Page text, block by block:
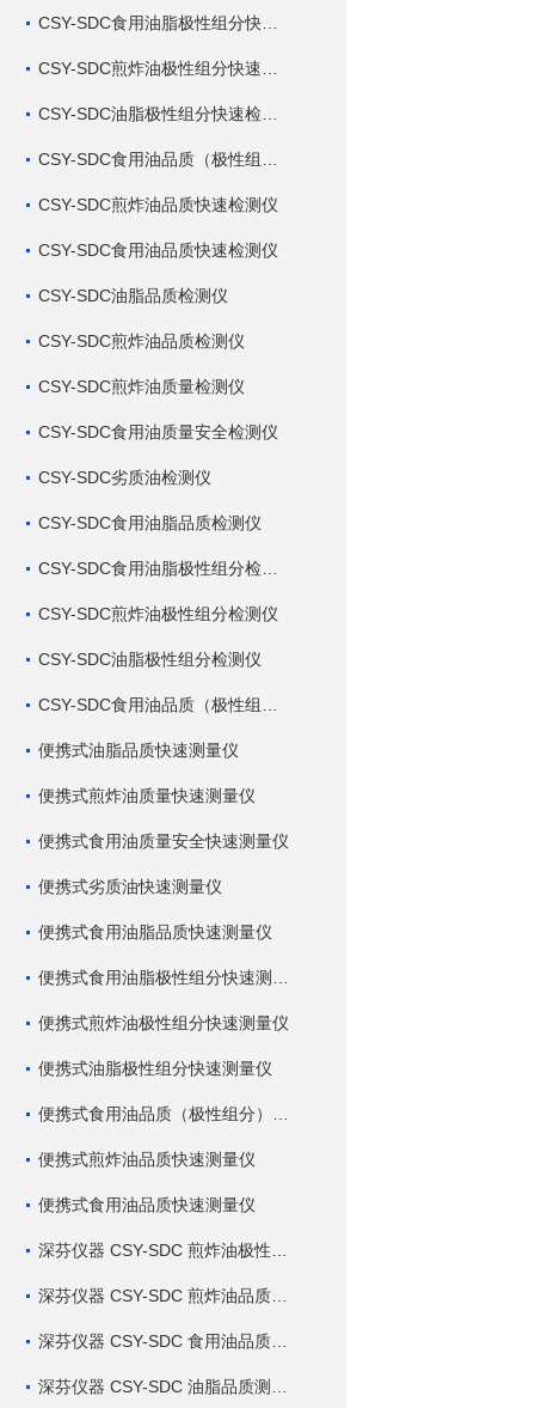
CSY-SDC煎炸油品质快速检测仪
CSY-SDC食用油品质快速检测仪
CSY-SDC油脂品质检测仪
CSY-SDC煎炸油品质检测仪
CSY-SDC煎炸油质量检测仪
CSY-SDC食用油质量安全检测仪
CSY-SDC劣质油检测仪
CSY-SDC食用油脂品质检测仪
CSY-SDC煎炸油极性组分检测仪
CSY-SDC油脂极性组分检测仪
便携式油脂品质快速测量仪
便携式煎炸油质量快速测量仪
便携式食用油质量安全快速测量仪
便携式劣质油快速测量仪
便携式食用油脂品质快速测量仪
便携式煎炸油极性组分快速测量仪
便携式油脂极性组分快速测量仪
便携式煎炸油品质快速测量仪
便携式食用油品质快速测量仪